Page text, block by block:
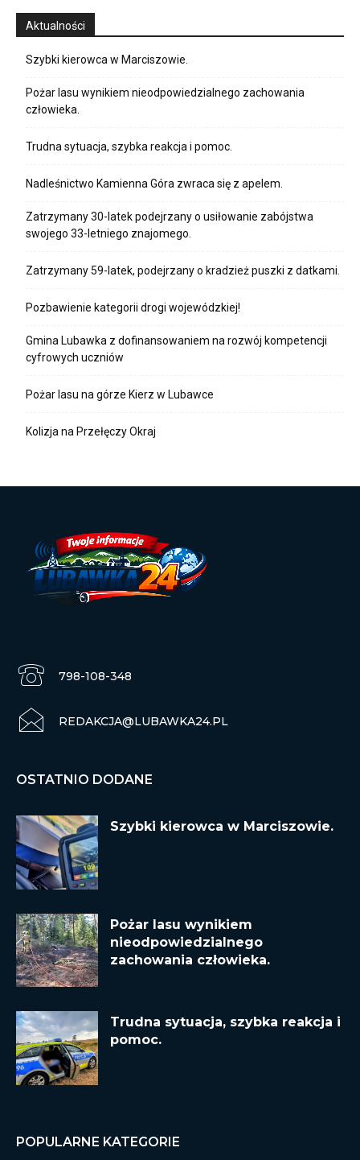
Aktualności
Szybki kierowca w Marciszowie.
Pożar lasu wynikiem nieodpowiedzialnego zachowania
człowieka.
Trudna sytuacja, szybka reakcja i pomoc.
Nadleśnictwo Kamienna Góra zwraca się z apelem.
Zatrzymany 30-latek podejrzany o usiłowanie zabójstwa
swojego 33-letniego znajomego.
Zatrzymany 59-latek, podejrzany o kradzież puszki z datkami.
Pozbawienie kategorii drogi wojewódzkiej!
Gmina Lubawka z dofinansowaniem na rozwój kompetencji
cyfrowych uczniów
Pożar lasu na górze Kierz w Lubawce
Kolizja na Przełęczy Okraj
798-108-348
REDAKCJA@LUBAWKA24.PL
OSTATNIO DODANE
Szybki kierowca w Marciszowie.
Pożar lasu wynikiem
nieodpowiedzialnego
zachowania człowieka.
Trudna sytuacja, szybka reakcja i
pomoc.
POPULARNE KATEGORIE